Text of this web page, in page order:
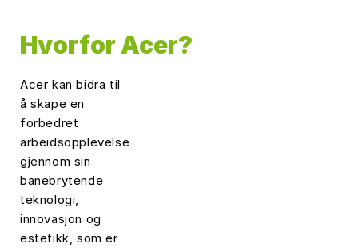
Hvorfor Acer?
Acer kan bidra til
å skape en
forbedret
arbeidsopplevelse
gjennom sin
banebrytende
teknologi,
innovasjon og
estetikk, som er